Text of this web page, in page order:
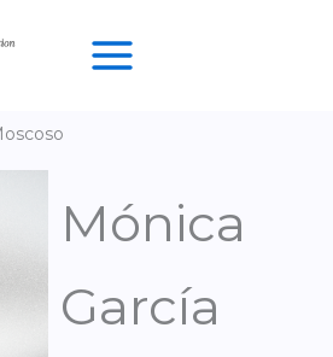
Mónica
García